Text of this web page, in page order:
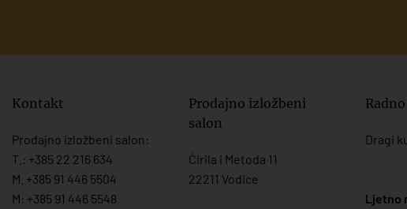
Kontakt
Prodajno izložbeni salon:
T.: +385 22 216 634
M. +385 91 446 5504
M: +385 91 446 5548
Prodajno izložbeni
salon
Ćirila i Metoda 11
22211 Vodice
Dragi
Ljetno